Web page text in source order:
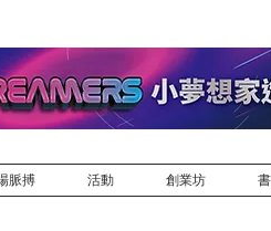
脈搏 活動 創業坊